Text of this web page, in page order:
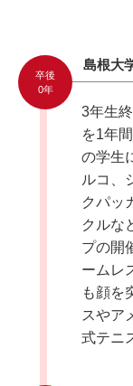
卒後
0年
島根大
3年生
を1年
の学生
ルコ、
クパッ
クルな
プの開
ームレ
も顔を
スやア
式テニ